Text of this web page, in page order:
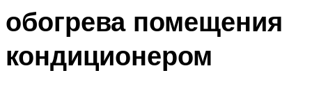
обогрева помещения
кондиционером